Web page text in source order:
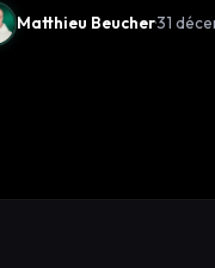
Matthieu Beucher·31